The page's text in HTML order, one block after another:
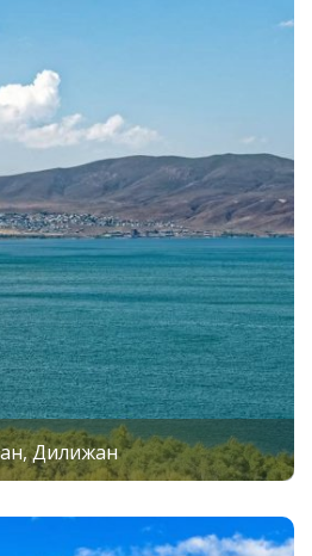
– монастырь Ахарцин,
Похожий на старинный
и лесом. Вы полюбуйтесь
монастырского
здесь вы увидите хачкары 13
напоминающей
это зрелище,
равнодушным. Только
красивых фотографий и
заберете после этой
в стоимостьтура по
гид может организовать
блюдами национальной
ещё интереснее!
закрывающей колени и
Дилижан